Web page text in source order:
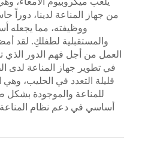
من جهاز المناعة لدينا، دوراً
ووظيفته، مما يجعله
والمستقبلية لطفلكِ. لقد
العمل من أجل فهم الدور الذي
في تطوير جهاز المناعة لدى
قليلة التعدد في الحليب، وهي
للمناعة والموجودة بشكل
أساسي في دعم نظام المناعة